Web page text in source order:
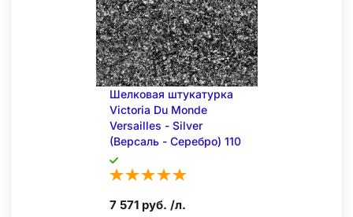
Шелковая штукатурка
Victoria Du Monde
Versailles - Silver
(Версаль - Серебро) 110
7 571 руб. /л.